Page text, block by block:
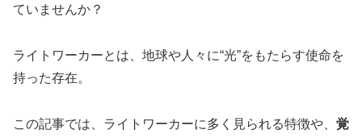
ていませんか？
ライトワーカーとは、地球や人々に“光”をもたらす使命を
持った存在。
この記事では、ライトワーカーに多く見られる特徴や、 覚